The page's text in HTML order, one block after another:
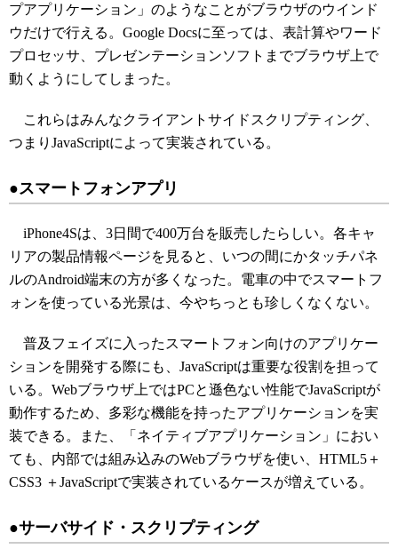
プアプリケーション」のようなことがブラウザのウインド
ウだけで行える。Google Docsに至っては、表計算やワード
プロセッサ、プレゼンテーションソフトまでブラウザ上で
動くようにしてしまった。
これらはみんなクライアントサイドスクリプティング、
つまりJavaScriptによって実装されている。
●スマートフォンアプリ
iPhone4Sは、3日間で400万台を販売したらしい。各キャ
リアの製品情報ページを見ると、いつの間にかタッチパネ
ルのAndroid端末の方が多くなった。電車の中でスマートフ
ォンを使っている光景は、今やちっとも珍しくなくない。
普及フェイズに入ったスマートフォン向けのアプリケー
ションを開発する際にも、JavaScriptは重要な役割を担って
いる。Webブラウザ上ではPCと遜色ない性能でJavaScriptが
動作するため、多彩な機能を持ったアプリケーションを実
装できる。また、「ネイティブアプリケーション」におい
ても、内部では組み込みのWebブラウザを使い、HTML5＋
CSS3 ＋JavaScriptで実装されているケースが増えている。
●サーバサイド・スクリプティング